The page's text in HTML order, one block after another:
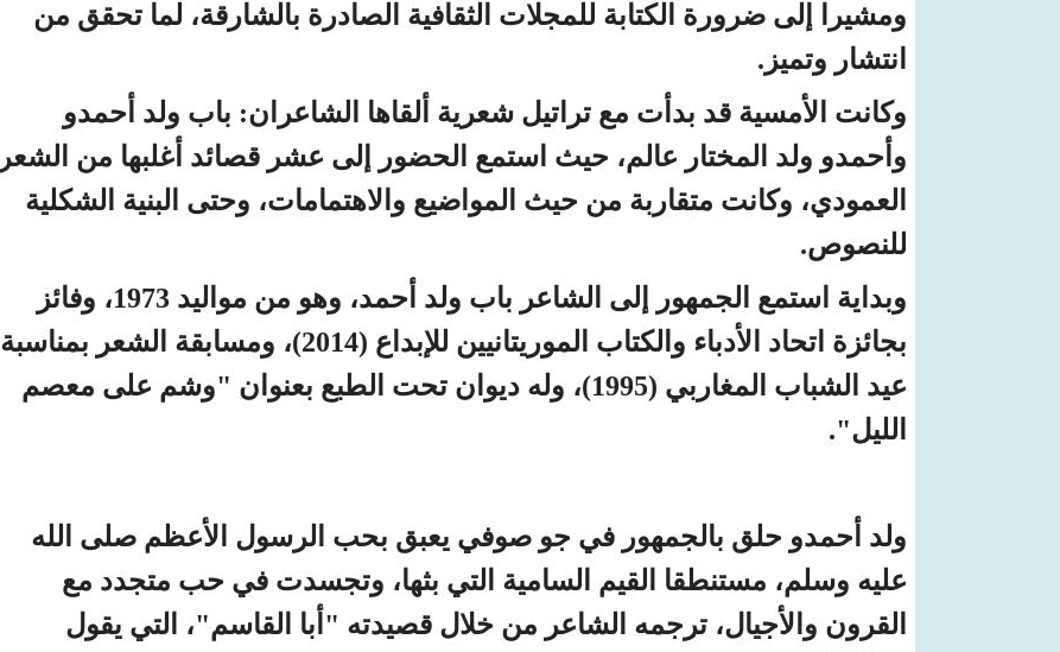
ومشيرا إلى ضرورة الكتابة للمجلات الثقافية الصادرة بالشارقة، لما تحقق من
انتشار وتميز.
وكانت الأمسية قد بدأت مع تراتيل شعرية ألقاها الشاعران: باب ولد أحمدو
وأحمدو ولد المختار عالم، حيث استمع الحضور إلى عشر قصائد أغلبها من الشعر
العمودي، وكانت متقاربة من حيث المواضيع والاهتمامات، وحتى البنية الشكلية
للنصوص.
وبداية استمع الجمهور إلى الشاعر باب ولد أحمد، وهو من مواليد 1973، وفائز
بجائزة اتحاد الأدباء والكتاب الموريتانيين للإبداع (2014)، ومسابقة الشعر بمناسبة
عيد الشباب المغاربي (1995)، وله ديوان تحت الطبع بعنوان "وشم على معصم
الليل".
ولد أحمدو حلق بالجمهور في جو صوفي يعبق بحب الرسول الأعظم صلى الله
عليه وسلم، مستنطقا القيم السامية التي بثها، وتجسدت في حب متجدد مع
القرون والأجيال، ترجمه الشاعر من خلال قصيدته "أبا القاسم"، التي يقول